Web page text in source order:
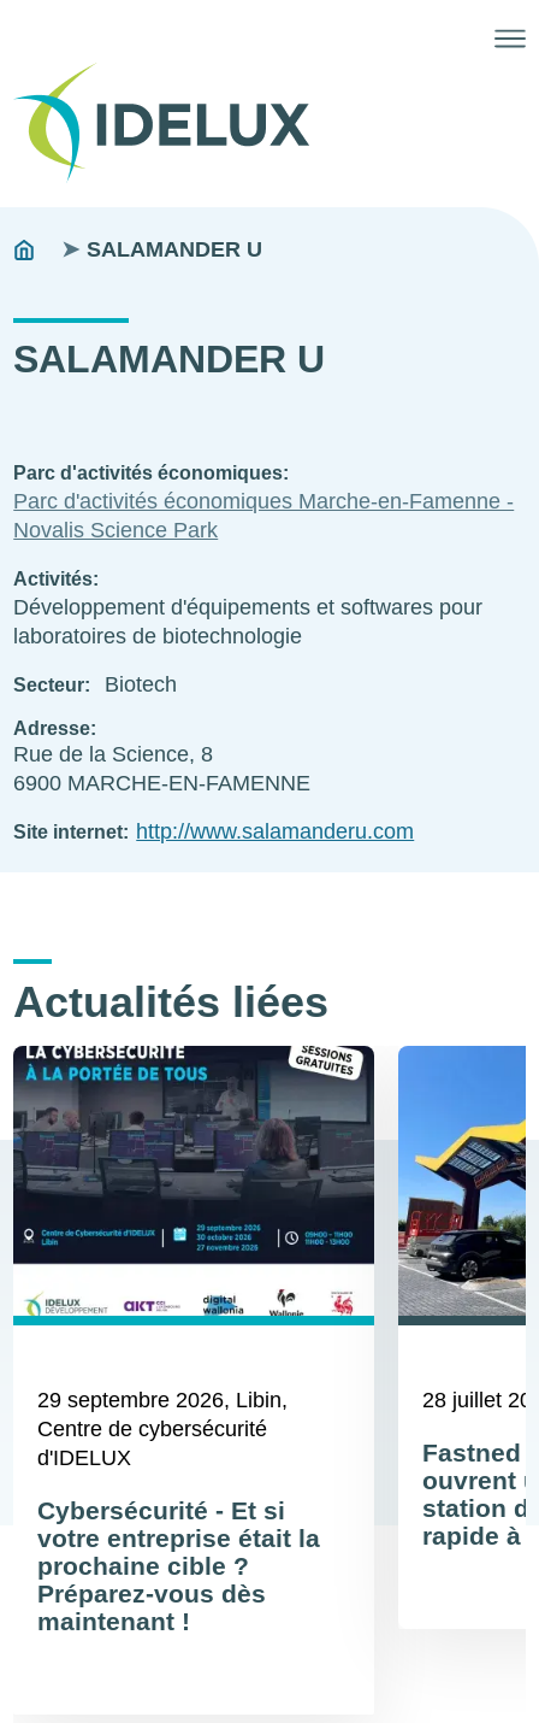
Fils
You
SALAMANDER U
SALAMANDER U
Parc d'activités économiques
Parc d'activités économiques Marche-en-Famenne -
Novalis Science Park
Activités
Développement d'équipements et softwares pour
laboratoires de biotechnologie
Secteur Biotech
Adresse
Rue de la Science, 8
6900 MARCHE-EN-FAMENNE
Site internet http://www.salamanderu.com
Actualités liées
29 septembre 2026, Libin,
Centre de cybersécurité
d'IDELUX
Cybersécurité - Et si
votre entreprise était la
prochaine cible ?
Préparez-vous dès
maintenant !
28 juillet
Fastned
ouvrent
station
rapide à